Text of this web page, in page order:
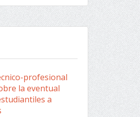
profesional
la eventual
a